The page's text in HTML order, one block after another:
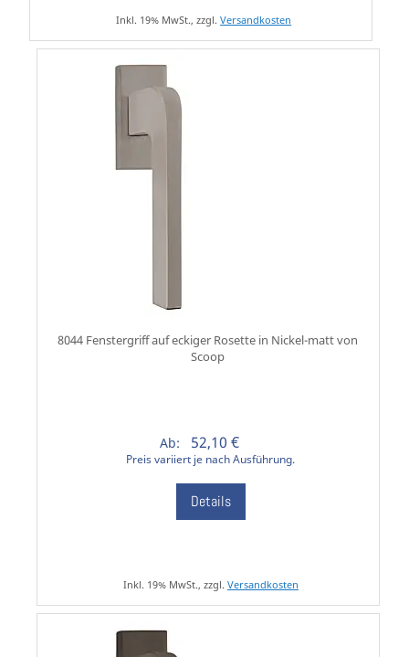
Inkl. 19% MwSt., zzgl.Versandkosten
8044 Fenstergriff auf eckiger Rosette in Nickel-matt von
Scoop
Ab: 52,10 €
Preis variiert je nach Ausführung.
Details
Inkl. 19% MwSt., zzgl. Versandkosten